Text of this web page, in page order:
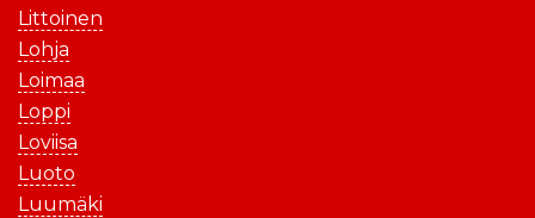
Littoinen
Lohja
Loimaa
Loppi
Loviisa
Luoto
Luumäki